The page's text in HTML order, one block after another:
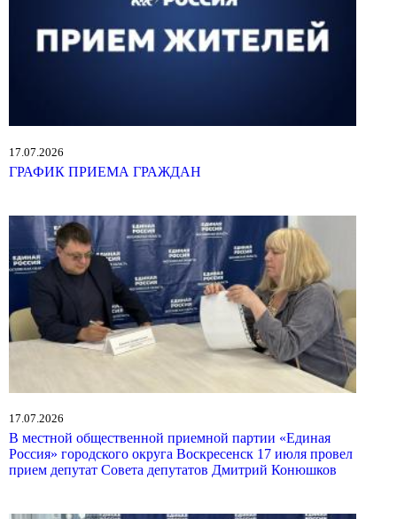
17.07.2026
ГРАФИК ПРИЕМА ГРАЖДАН
17.07.2026
В местной общественной приемной партии «Единая
Россия» городского округа Воскресенск 17 июля провел
прием депутат Совета депутатов Дмитрий Конюшков